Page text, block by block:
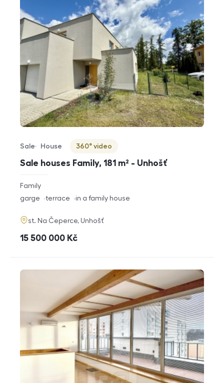
Sale houses Family, 181 m² - Unhošť
Offer type
Sale
Property type
House
Virtuální prohlídka
360° video
rozměry
disposition
Family
funkce
garge terrace in a family house
adresa
st. Na Čeperce, Unhošť
cena
15 500 000 Kč